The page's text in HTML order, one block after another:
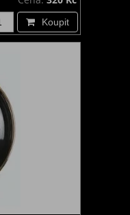
Koupit